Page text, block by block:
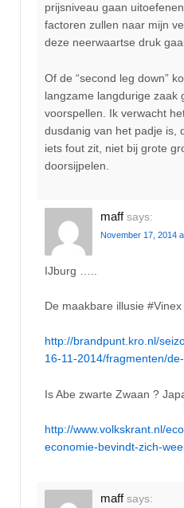
prijsniveau gaan
factoren zullen naar mijn
deze neerwaartse druk
Of de “second leg down”
langzame langdurige zaak
voorspellen. Ik verwacht
dusdanig van het padje is,
iets fout zit, niet bij grote
doorsijpelen.
maff says:
November 17, 2014
IJburg …..
De maakbare illusie #Vinex
http://brandpunt.kro.nl/
16-11-2014/fragmenten/
Is Abe zwarte Zwaan ?
http://www.volkskrant.nl/
economie-bevindt-zich-
maff says: